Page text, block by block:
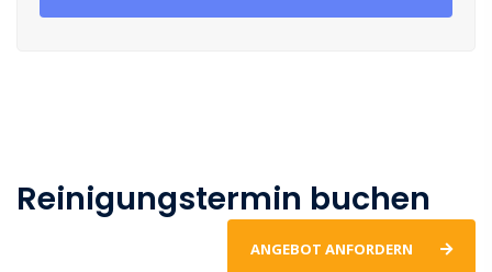
Reinigungstermin buchen
ANGEBOT ANFORDERN